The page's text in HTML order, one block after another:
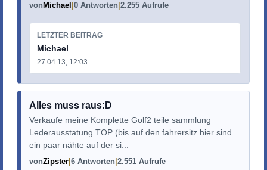
von Michael 0 Antworten 2.255 Aufrufe
LETZTER BEITRAG
Michael
27.04.13, 12:03
Alles muss raus:D
Verkaufe meine Komplette Golf2 teile sammlung
Lederausstatung TOP (bis auf den fahrersitz hier sind
ein paar nähte auf der si...
vonZipster 6 Antworten 2.551 Aufrufe